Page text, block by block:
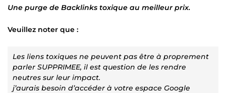
Une purge de Backlinks toxique au meilleur prix.
Veuillez noter que :
Les liens toxiques ne peuvent pas être à proprement
parler SUPPRIMEE, il est question de les rendre
neutres sur leur impact.
j’aurais besoin d’accéder à votre espace Google